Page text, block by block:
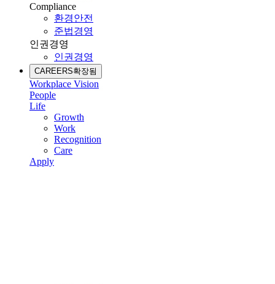
Compliance
환경안전
준법경영
인권경영
인권경영
CAREERS확장됨
Workplace Vision
People
Life
Growth
Work
Recognition
Care
Apply